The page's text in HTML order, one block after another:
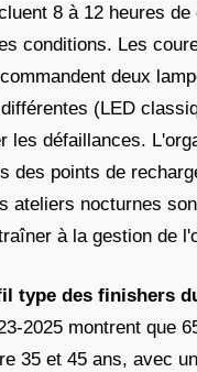
8 à 12 heures de
conditions. Les
deux
(LED
les défaillances.
des points de
ateliers nocturnes
à la gestion de
type des finishers
2025 montrent que
35 et 45 ans, avec